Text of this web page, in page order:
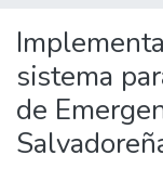
sistema
de